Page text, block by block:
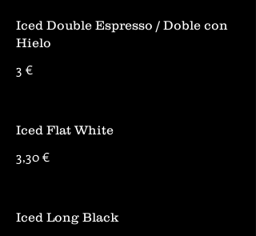
Iced Double Espresso / Doble con
Hielo
3 €
Iced Flat White
3,30 €
Iced Long Black